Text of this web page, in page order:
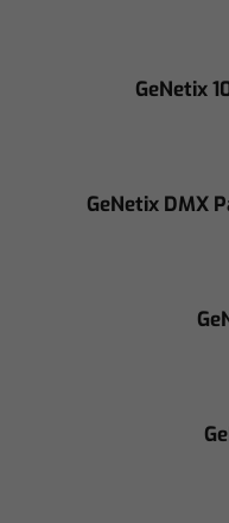
GeNetix
GeNetix DMX